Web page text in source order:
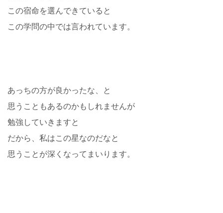
この宿命を選んできていると
この学問の中では言われています。
あっちの方が良かったな、と
思うこともあるのかもしれませんが
勉強していきますと
だから、私はこの星なのだなと
思うことが深くなってまいります。